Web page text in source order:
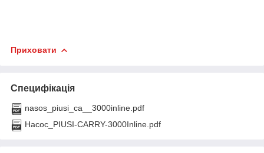
Приховати
Специфікація
nasos_piusi_ca__3000inline.pdf
Насос_PIUSI-CARRY-3000Inline.pdf